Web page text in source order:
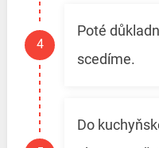
Poté
scedíme.
Do